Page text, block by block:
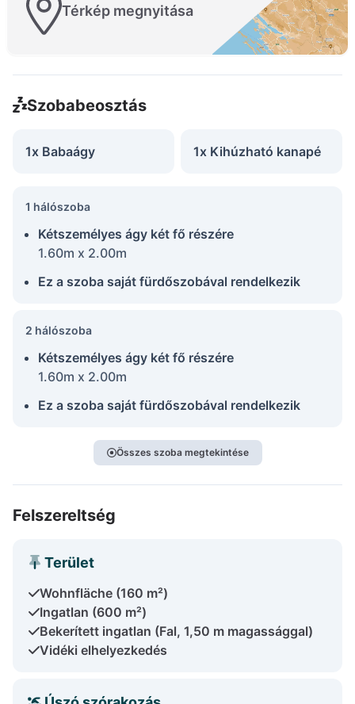
Térkép megnyitása
Szobabeosztás
1x Babaágy 1x Kihúzható kanapé
1 hálószoba
Kétszemélyes ágy két fő részére
1.60m x 2.00m
Ez a szoba saját fürdőszobával rendelkezik
2 hálószoba
Kétszemélyes ágy két fő részére
1.60m x 2.00m
Ez a szoba saját fürdőszobával rendelkezik
Összes szoba megtekintése
Felszereltség
Terület
Wohnfläche (160 m²)
Ingatlan (600 m²)
Bekerített ingatlan (Fal, 1,50 m magassággal)
Vidéki elhelyezkedés